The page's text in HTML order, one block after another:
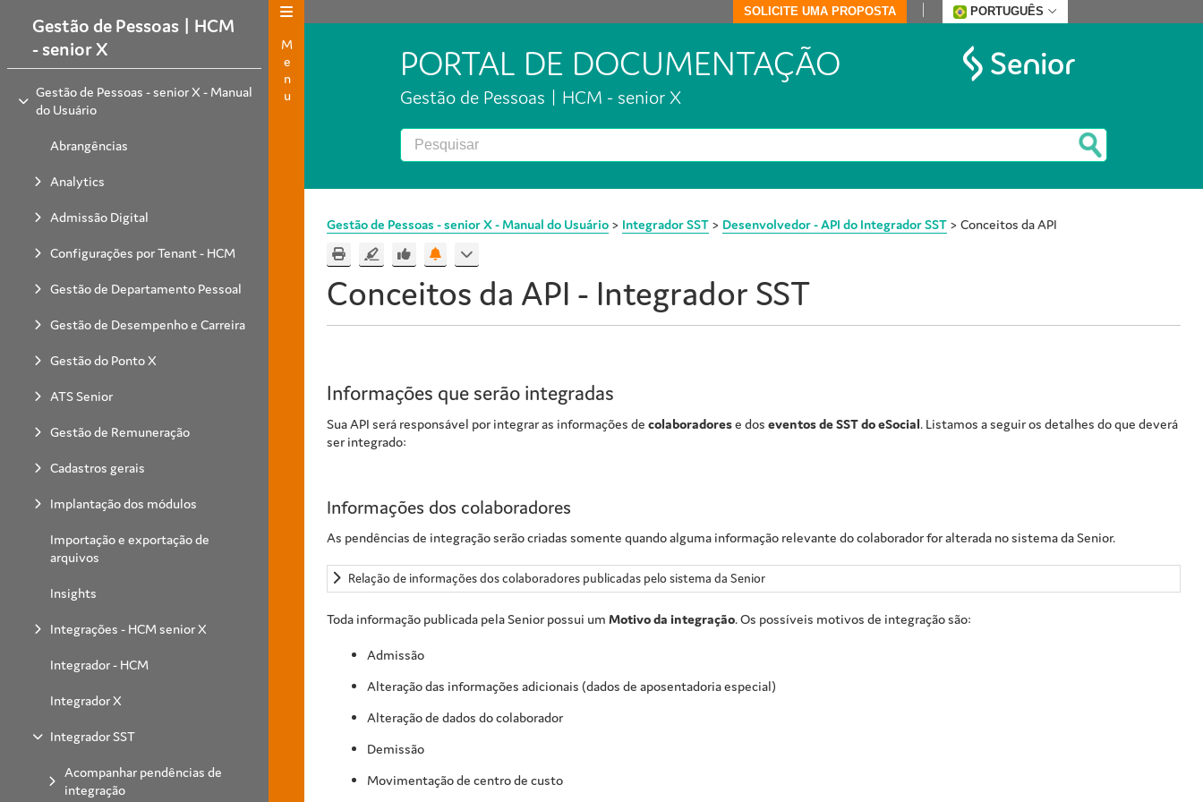
Gestão de Pessoas | HCM
- senior X
Gestão de Pessoas - senior X - Manual
do Usuário
Abrangências
Analytics
Admissão Digital
Configurações por Tenant - HCM
Gestão de Departamento Pessoal
Gestão de Desempenho e Carreira
Gestão do Ponto X
ATS Senior
Gestão de Remuneração
Cadastros gerais
Implantação dos módulos
Importação e exportação de
arquivos
Insights
Integrações - HCM senior X
Integrador - HCM
Integrador X
Integrador SST
Acompanhar pendências de
integração
Menu
SOLICITE UMA PROPOSTA PORTUGUÊS
PORTAL DE DOCUMENTAÇÃO
Gestão de Pessoas | HCM - senior X
Gestão de Pessoas - senior X - Manual do Usuário > Integrador SST > Desenvolvedor - API do Integrador SST > Conceitos da API
Conceitos da API - Integrador SST
Informações que serão integradas
Sua API será responsável por integrar as informações de colaboradorese dos eventos de SST do eSocial. Listamos a seguir os detalhes do que deverá
ser integrado:
Informações dos colaboradores
As pendências de integração serão criadas somente quando alguma informação relevante do colaborador for alterada no sistema da Senior.
Relação de informações dos colaboradores publicadas pelo sistema da Senior
Toda informação publicada pela Senior possui um Motivo da integração. Os possíveis motivos de integração são:
Admissão
Alteração das informações adicionais (dados de aposentadoria especial)
Alteração de dados do colaborador
Demissão
Movimentação de centro de custo